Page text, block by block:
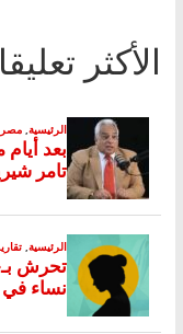
الأكثر تعليقا